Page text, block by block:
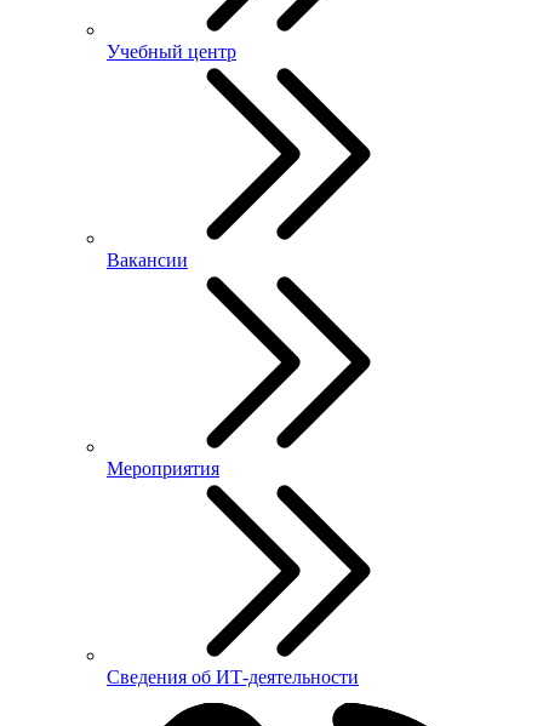
Учебный центр
Вакансии
Мероприятия
Сведения об ИТ-деятельности